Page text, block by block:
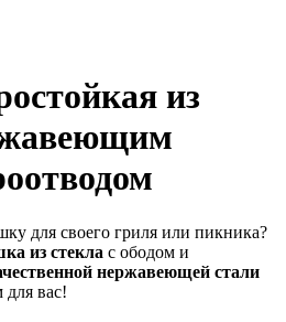
из
для своего гриля или пикника?
из стекла с ободом и
нержавеющей стали
вас!